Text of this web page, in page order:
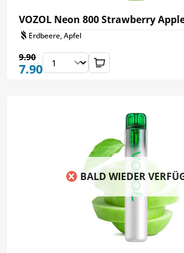
VOZOL Neon 800 Strawberry
Erdbeere, Apfel
7.90
9.90
BALD WIEDER